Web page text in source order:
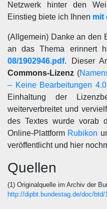
Netzwerk hinter den
Einstieg biete ich Ihnen mit
(Allgemein) Danke an den
an das Thema erinnert
08/1902946.pdf. Dieser
Commons-Lizenz (
– Keine Bearbeitungen 4.0
Einhaltung der
weiterverbreitet und
des Textes wurde vorab
Online-Plattform Rubikon
veröffentlicht und hier
Quellen
(1) Originalquelle im Archiv der
http://dipbt.bundestag.de/doc/btd/